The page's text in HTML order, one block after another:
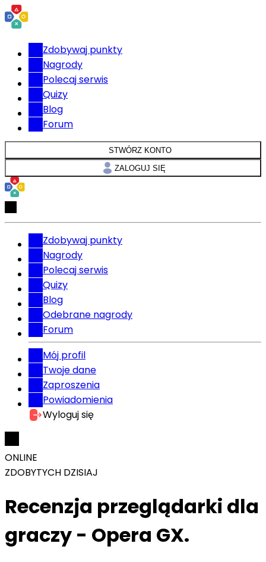
Zdobywaj punkty
Nagrody
Polecaj serwis
Quizy
Blog
Forum
STWÓRZ KONTO
ZALOGUJ SIĘ
Zdobywaj punkty
Nagrody
Polecaj serwis
Quizy
Blog
Odebrane nagrody
Forum
Mój profil
Twoje dane
Zaproszenia
Powiadomienia
Wyloguj się
ONLINE
ZDOBYTYCH DZISIAJ
Recenzja przeglądarki dla
graczy - Opera GX.